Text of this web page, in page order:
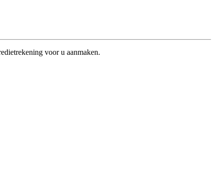
voor u aanmaken.